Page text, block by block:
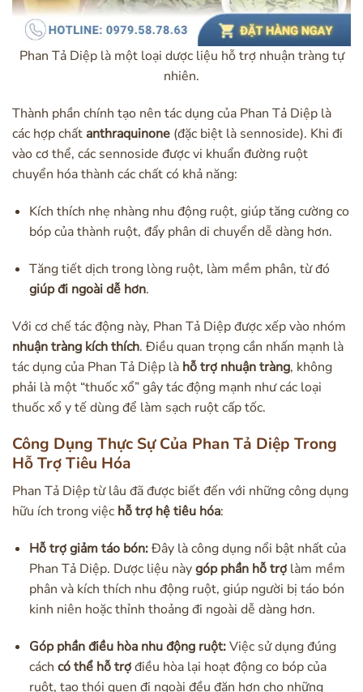
Phan Tả Diệp là một loại dược liệu hỗ trợ nhuận tràng tự
nhiên.
Thành phần chính tạo nên tác dụng của Phan Tả Diệp là
các hợp chất anthraquinone (đặc biệt là sennoside). Khi đi
vào cơ thể, các sennoside được vi khuẩn đường ruột
chuyển hóa thành các chất có khả năng:
Kích thích nhẹ nhàng nhu động ruột, giúp tăng cường co
bóp của thành ruột, đẩy phân di chuyển dễ dàng hơn.
Tăng tiết dịch trong lòng ruột, làm mềm phân, từ đó
giúp đi ngoài dễ hơn.
Với cơ chế tác động này, Phan Tả Diệp được xếp vào nhóm
nhuận tràng kích thích. Điều quan trọng cần nhấn mạnh là
tác dụng của Phan Tả Diệp là hỗ trợ nhuận tràng, không
phải là một “thuốc xổ” gây tác động mạnh như các loại
thuốc xổ y tế dùng để làm sạch ruột cấp tốc.
Công Dụng Thực Sự Của Phan Tả Diệp Trong
Hỗ Trợ Tiêu Hóa
Phan Tả Diệp từ lâu đã được biết đến với những công dụng
hữu ích trong việc hỗ trợ hệ tiêu hóa:
Hỗ trợ giảm táo bón:Đây là công dụng nổi bật nhất của
Phan Tả Diệp. Dược liệu nàygóp phần hỗ trợlàm mềm
phân và kích thích nhu động ruột, giúp người bị táo bón
kinh niên hoặc thỉnh thoảng đi ngoài dễ dàng hơn.
Góp phần điều hòa nhu động ruột:Việc sử dụng đúng
cách có thể hỗ trợđiều hòa lại hoạt động co bóp của
ruột, tạo thói quen đi ngoài đều đặn hơn cho những